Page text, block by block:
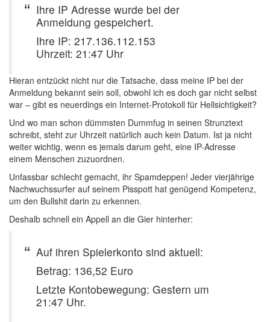
Ihre IP Adresse wurde bei der
Anmeldung gespeichert.
Ihre IP: 217.136.112.153
Uhrzeit: 21:47 Uhr
Hieran entzückt nicht nur die Tatsache, dass meine IP bei der
Anmeldung bekannt sein soll, obwohl ich es doch gar nicht selbst
war – gibt es neuerdings ein Internet-Protokoll für Hellsichtigkeit?
Und wo man schon dümmsten Dummfug in seinen Strunztext
schreibt, steht zur Uhrzeit natürlich auch kein Datum. Ist ja nicht
weiter wichtig, wenn es jemals darum geht, eine IP-Adresse
einem Menschen zuzuordnen.
Unfassbar schlecht gemacht, ihr Spamdeppen! Jeder vierjährige
Nachwuchssurfer auf seinem Pisspott hat genügend Kompetenz,
um den Bullshit darin zu erkennen.
Deshalb schnell ein Appell an die Gier hinterher:
Auf ihren Spielerkonto sind aktuell:
Betrag: 136,52 Euro
Letzte Kontobewegung: Gestern um
21:47 Uhr.